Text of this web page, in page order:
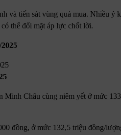
và tiến sát vùng quá mua. Nhiều
thể đối mặt áp lực chốt lời.
Châu cùng niêm yết ở mức
đồng, ở mức 132,5 triệu đồng/